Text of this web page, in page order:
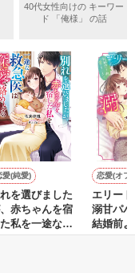
、一人こっそり泣い
ぜか想像以上に甘く
です。
〜良かったら読ん
40代女性向けの キーワー
ド 「俺様」 の話
愛(純愛)
を選びました
赤ちゃんを宿
私を一途な救
は深愛で絡め
恋愛(オフ
エリー
溺甘パ
結婚前
されて